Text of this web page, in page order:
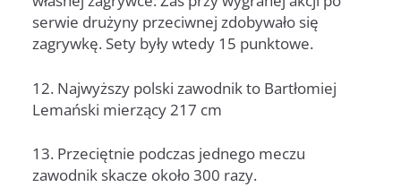
serwie drużyny przeciwnej zdobywało się
zagrywkę. Sety były wtedy 15 punktowe.
12. Najwyższy polski zawodnik to Bartłomiej
Lemański mierzący 217 cm
13. Przeciętnie podczas jednego meczu
zawodnik skacze około 300 razy.